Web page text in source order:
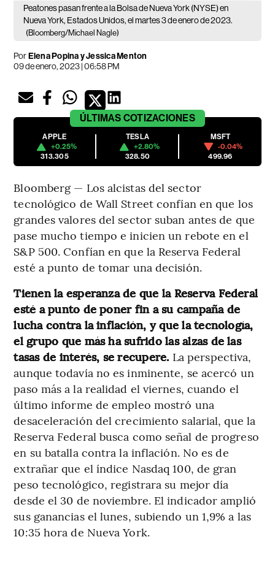
Peatones pasan frente a la Bolsa de Nueva York (NYSE) en
Nueva York, Estados Unidos, el martes 3 de enero de 2023.
(Bloomberg/Michael Nagle)
PorElena Popina y Jessica Menton
09 de enero, 2023 | 06:58 PM
ÚLTIMAS COTIZACIONES
APPLE
+0.25%
313.305
TESLA
+2.80%
328.50
MSFT
-0.04%
499.96
Bloomberg — Los alcistas del sector
tecnológico de Wall Street confían en que los
grandes valores del sector suban antes de que
pase mucho tiempo e inicien un rebote en el
S&P 500. Confían en que la Reserva Federal
esté a punto de tomar una decisión.
Tienen la esperanza de que la Reserva Federal
esté a punto de poner fin a su campaña de
lucha contra la inflación, y que la tecnología,
el grupo que más ha sufrido las alzas de las
tasas de interés, se recupere. La perspectiva,
aunque todavía no es inminente, se acercó un
paso más a la realidad el viernes, cuando el
último informe de empleo mostró una
desaceleración del crecimiento salarial, que la
Reserva Federal busca como señal de progreso
en su batalla contra la inflación. No es de
extrañar que el índice Nasdaq 100, de gran
peso tecnológico, registrara su mejor día
desde el 30 de noviembre. El indicador amplió
sus ganancias el lunes, subiendo un 1,9% a las
10:35 hora de Nueva York.